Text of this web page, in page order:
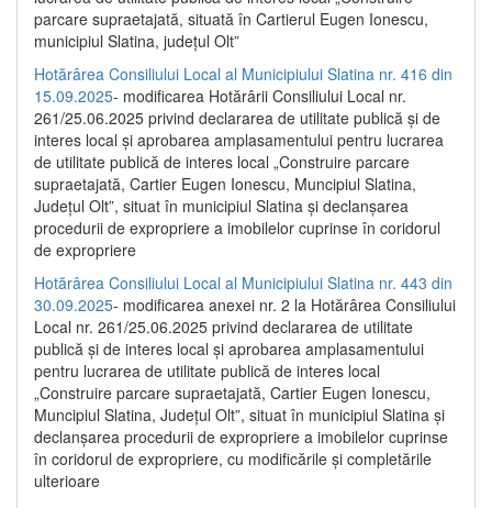
parcare supraetajată, situată în Cartierul Eugen Ionescu,
municipiul Slatina, județul Olt”
Hotărârea Consiliului Local al Municipiului Slatina nr. 416 din
15.09.2025- modificarea Hotărârii Consiliului Local nr.
261/25.06.2025 privind declararea de utilitate publică și de
interes local și aprobarea amplasamentului pentru lucrarea
de utilitate publică de interes local „Construire parcare
supraetajată, Cartier Eugen Ionescu, Muncipiul Slatina,
Județul Olt”, situat în municipiul Slatina și declanșarea
procedurii de expropriere a imobilelor cuprinse în coridorul
de expropriere
Hotărârea Consiliului Local al Municipiului Slatina nr. 443 din
30.09.2025- modificarea anexei nr. 2 la Hotărârea Consiliului
Local nr. 261/25.06.2025 privind declararea de utilitate
publică şi de interes local şi aprobarea amplasamentului
pentru lucrarea de utilitate publică de interes local
„Construire parcare supraetajată, Cartier Eugen Ionescu,
Muncipiul Slatina, Judeţul Olt”, situat în municipiul Slatina şi
declanşarea procedurii de expropriere a imobilelor cuprinse
în coridorul de expropriere, cu modificările şi completările
ulterioare